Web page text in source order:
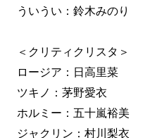
ういうい：鈴木みのり
＜クリティクリスタ＞
ロージア：日高里菜
ツキノ：茅野愛衣
ホルミー：五十嵐裕美
ジャクリン：村川梨衣